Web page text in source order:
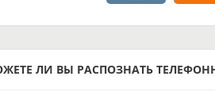
ЛИ ВЫ РАСПОЗНАТЬ